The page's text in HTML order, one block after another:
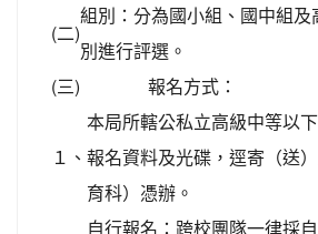
(二)
組別：分為國小組、國中組
別進行評選。
(三)
報名方式：
１、
本局所轄公私立高級中等以
報名資料及光碟，逕寄（送
育科）憑辦。
自行報名：跨校團隊一律採